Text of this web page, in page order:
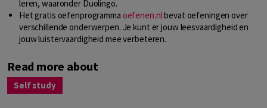
leren, waaronder Duolingo.
Het gratis oefenprogramma oefenen.nlbevat oefeningen over
verschillende onderwerpen. Je kunt er jouw leesvaardigheid en
jouw luistervaardigheid mee verbeteren.
Read more about
Self study